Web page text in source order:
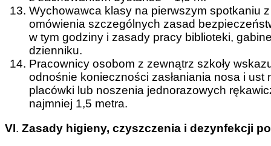
Wychowawca klasy na pierwszym spotkaniu
omówienia szczególnych zasad
w tym godziny i zasady pracy biblioteki,
dzienniku.
Pracownicy osobom z zewnątrz szkoły
odnośnie konieczności zasłaniania nosa i
placówki lub noszenia jednorazowych
najmniej 1,5 metra.
VI. Zasady higieny, czyszczenia i dezynfekcji